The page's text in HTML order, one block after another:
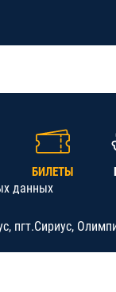
БИЛЕТЫ
данных
пгт.Сириус,